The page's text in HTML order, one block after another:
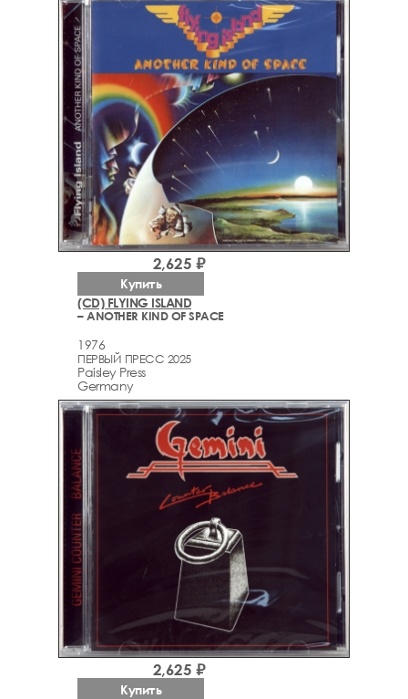
(CD) FLYING ISLAND
– ANOTHER KIND OF SPACE
1976
ПЕРВЫЙ ПРЕСС 2025
Paisley Press
Germany
2,625 ₽
Купить
2,625 ₽
Купить